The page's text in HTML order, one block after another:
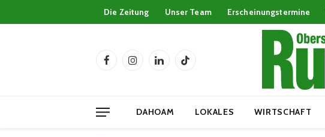
Die Zeitung Unser Team Erscheinungstermine
FacebookInstagramLinkedInTikTok
DAHOAM LOKALES WIRTSCHAFT